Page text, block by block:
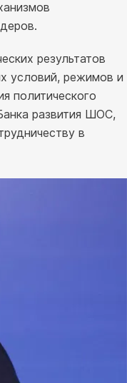
результатов
условий, режимов и
политического
развития ШОС,
в